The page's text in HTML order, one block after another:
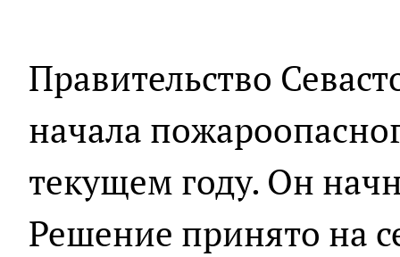
Правительство
начала
текущем году. Он
Решение принято на